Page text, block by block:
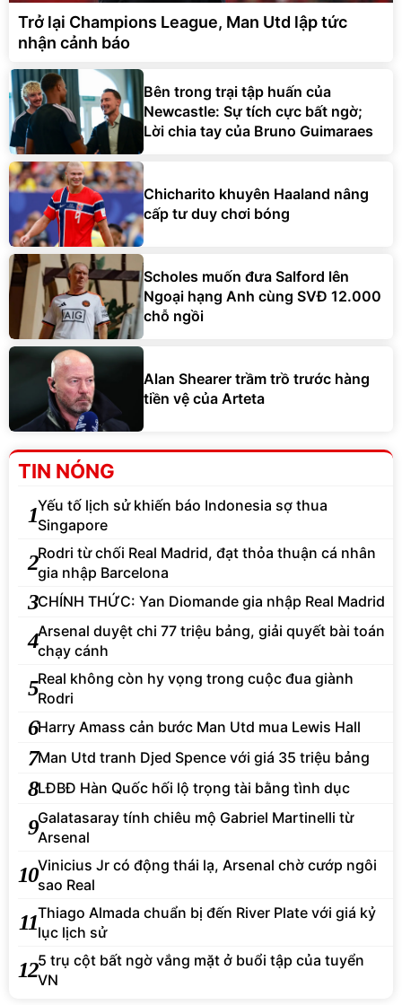
Trở lại Champions League, Man Utd lập tức
nhận cảnh báo
Bên trong trại tập huấn của
Newcastle: Sự tích cực bất ngờ;
Lời chia tay của Bruno Guimaraes
Chicharito khuyên Haaland nâng
cấp tư duy chơi bóng
Scholes muốn đưa Salford lên
Ngoại hạng Anh cùng SVĐ 12.000
chỗ ngồi
Alan Shearer trầm trồ trước hàng
tiền vệ của Arteta
TIN NÓNG
1Yếu tố lịch sử khiến báo Indonesia sợ thua
Singapore
2Rodri từ chối Real Madrid, đạt thỏa thuận cá nhân
gia nhập Barcelona
3CHÍNH THỨC: Yan Diomande gia nhập Real Madrid
4Arsenal duyệt chi 77 triệu bảng, giải quyết bài toán
chạy cánh
5Real không còn hy vọng trong cuộc đua giành
Rodri
6Harry Amass cản bước Man Utd mua Lewis Hall
7Man Utd tranh Djed Spence với giá 35 triệu bảng
8LĐBĐ Hàn Quốc hối lộ trọng tài bằng tình dục
9Galatasaray tính chiêu mộ Gabriel Martinelli từ
Arsenal
10Vinicius Jr có động thái lạ, Arsenal chờ cướp ngôi
sao Real
11Thiago Almada chuẩn bị đến River Plate với giá kỷ
lục lịch sử
125 trụ cột bất ngờ vắng mặt ở buổi tập của tuyển
VN